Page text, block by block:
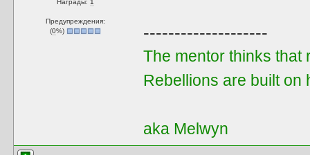
Награды: 1
Предупреждения:
(0%) --------------------
The mentor thinks that
Rebellions are built on
aka Melwyn